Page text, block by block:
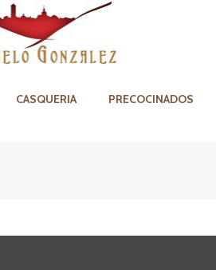
CASQUERIA PRECOCINADOS